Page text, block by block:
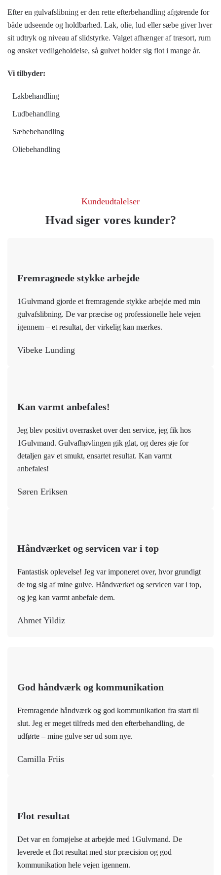
Efter en gulvafslibning er den rette efterbehandling afgørende for
både udseende og holdbarhed. Lak, olie, lud eller sæbe giver hver
sit udtryk og niveau af slidstyrke. Valget afhænger af træsort, rum
og ønsket vedligeholdelse, så gulvet holder sig flot i mange år.
Vi tilbyder:
Lakbehandling
Ludbehandling
Sæbebehandling
Oliebehandling
Kundeudtalelser
Hvad siger vores kunder?
Fremragnede stykke arbejde
1Gulvmand gjorde et fremragende stykke arbejde med min
gulvafslibning. De var præcise og professionelle hele vejen
igennem – et resultat, der virkelig kan mærkes.
Vibeke Lunding
Kan varmt anbefales!
Jeg blev positivt overrasket over den service, jeg fik hos
1Gulvmand. Gulvafhøvlingen gik glat, og deres øje for
detaljen gav et smukt, ensartet resultat. Kan varmt
anbefales!
Søren Eriksen
Håndværket og servicen var i top
Fantastisk oplevelse! Jeg var imponeret over, hvor grundigt
de tog sig af mine gulve. Håndværket og servicen var i top,
og jeg kan varmt anbefale dem.
Ahmet Yildiz
God håndværk og kommunikation
Fremragende håndværk og god kommunikation fra start til
slut. Jeg er meget tilfreds med den efterbehandling, de
udførte – mine gulve ser ud som nye.
Camilla Friis
Flot resultat
Det var en fornøjelse at arbejde med 1Gulvmand. De
leverede et flot resultat med stor præcision og god
kommunikation hele vejen igennem.